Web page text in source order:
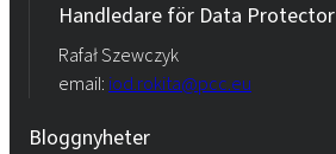
Handledare för Data Protector
Rafał Szewczyk
email: iod.rokita@pcc.eu
Bloggnyheter